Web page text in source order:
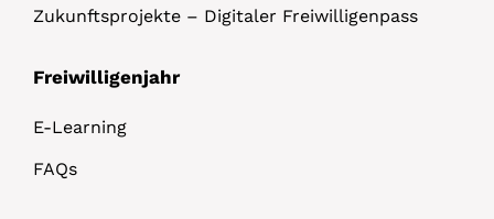
Zukunftsprojekte – Digitaler Freiwilligenpass
Freiwilligenjahr
E-Learning
FAQs